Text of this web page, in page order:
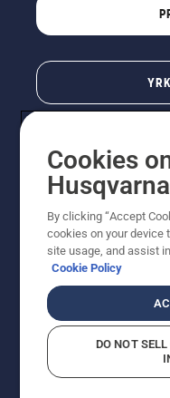
© Husqvarna AB
som visas är
priser är
moms) om inte
Cookiepolicy
Cookies
By clicking “Accept
cookies on your device
site usage, and assist
Cookie Policy
DO NOT